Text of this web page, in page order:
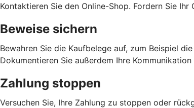
Kontaktieren Sie den Online-Shop. Fordern Sie
Beweise sichern
Bewahren Sie die Kaufbelege auf, zum Beispiel
Dokumentieren Sie außerdem Ihre
Zahlung stoppen
Versuchen Sie, Ihre Zahlung zu stoppen oder